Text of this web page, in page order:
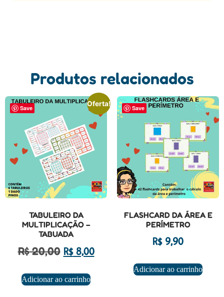
Produtos relacionados
Save
Oferta!
TABULEIRO DA
MULTIPLICAÇÃO –
TABUADA
R$20,00 R$8,00
Adicionar ao carrinho
Save
FLASHCARD DA ÁREA E
PERÍMETRO
R$9,90
Adicionar ao carrinho